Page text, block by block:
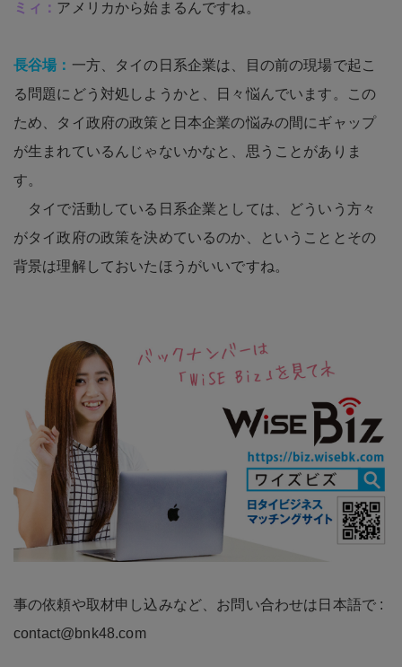
ミィ： アメリカから始まるんですね。
長谷場： 一方、タイの日系企業は、目の前の現場で起こ
る問題にどう対処しようかと、日々悩んでいます。この
ため、タイ政府の政策と日本企業の悩みの間にギャップ
が生まれているんじゃないかなと、思うことがありま
す。
タイで活動している日系企業としては、どういう方々
がタイ政府の政策を決めているのか、ということとその
背景は理解しておいたほうがいいですね。
事の依頼や取材申し込みなど、お問い合わせは日本語で :
contact@bnk48.com